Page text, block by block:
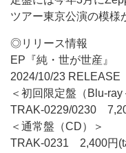
ツアー東京公演の模様
◎リリース情報
EP『純・世が世産』
2024/10/23 RELEASE
＜初回限定盤（Blu-ray
TRAK-0229/0230
＜通常盤（CD）＞
TRAK-0231 2,400円